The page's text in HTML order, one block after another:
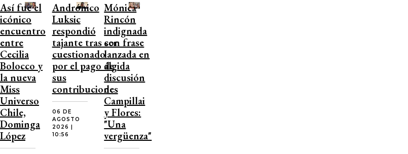
Así fue el
icónico
encuentro
entre
Cecilia
Bolocco y
la nueva
Miss
Universo
Chile,
Dominga
López
Andrónico
Luksic
respondió
tajante tras ser
cuestionado
por el pago de
sus
contribuciones
06 DE
AGOSTO
2026 |
10:56
Mónica
Rincón
indignada
con frase
lanzada en
álgida
discusión
de
Campillai
y Flores:
"Una
vergüenza"